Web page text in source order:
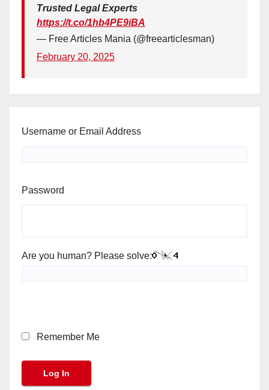
Trusted Legal Experts
https://t.co/1hb4PE9iBA
— Free Articles Mania (@freearticlesman)
February 20, 2025
Username or Email Address
Password
Are you human? Please solve:
Remember Me